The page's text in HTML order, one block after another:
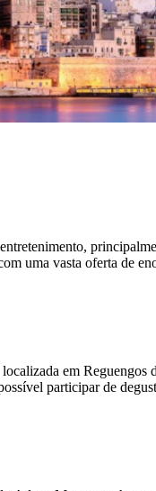
uma vasta oferta de
em
participar de